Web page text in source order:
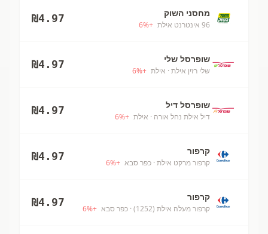
מחסני השוק
96 אינטרנט אילת +
6%
₪4.97
שופרסל שלי
שלי רזין אילת · אילת +
6%
₪4.97
שופרסל דיל
דיל אילת נחל אורה · אילת +
6%
₪4.97
קרפור
קרפור מרקט אילת · כפר סבא +
6%
₪4.97
קרפור
קרפור מעלה אילת (1252) · כפר סבא +
6%
₪4.97